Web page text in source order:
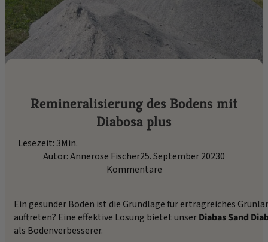
Remineralisierung des Bodens mit
Diabosa plus
Lesezeit: 3Min.
Autor: Annerose Fischer25. September 20230
Kommentare
Ein gesunder Boden ist die Grundlage für ertragreiches
auftreten? Eine effektive Lösung bietet unserDiabas Sand
als Bodenverbesserer.